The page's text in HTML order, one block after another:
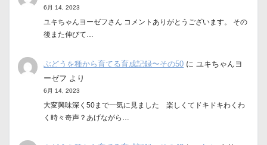
6月 14, 2023
ユキちゃんヨーゼフさん コメントありがとうございます。 その
後また伸びて…
ぶどうを種から育てる育成記録〜その50 に ユキちゃんヨ
ーゼフ より
6月 14, 2023
大変興味深く50まで一気に見ました 楽しくてドキドキわくわ
く時々奇声？あげながら…